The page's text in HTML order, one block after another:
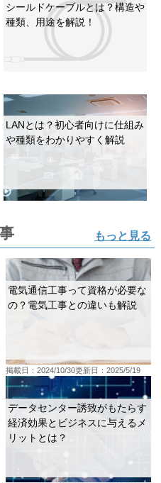
シールドケーブルとは？構造や
種類、用途を解説！
LANとは？初心者向けに仕組み
や種類をわかりやすく解説
もっと見る
電気通信工事って資格が必要な
の？電気工事との違いも解説
掲載日：2024/10/30更新日：2025/5/19
データセンター誘致がもたらす
経済効果とビジネスに与えるメ
リットとは？